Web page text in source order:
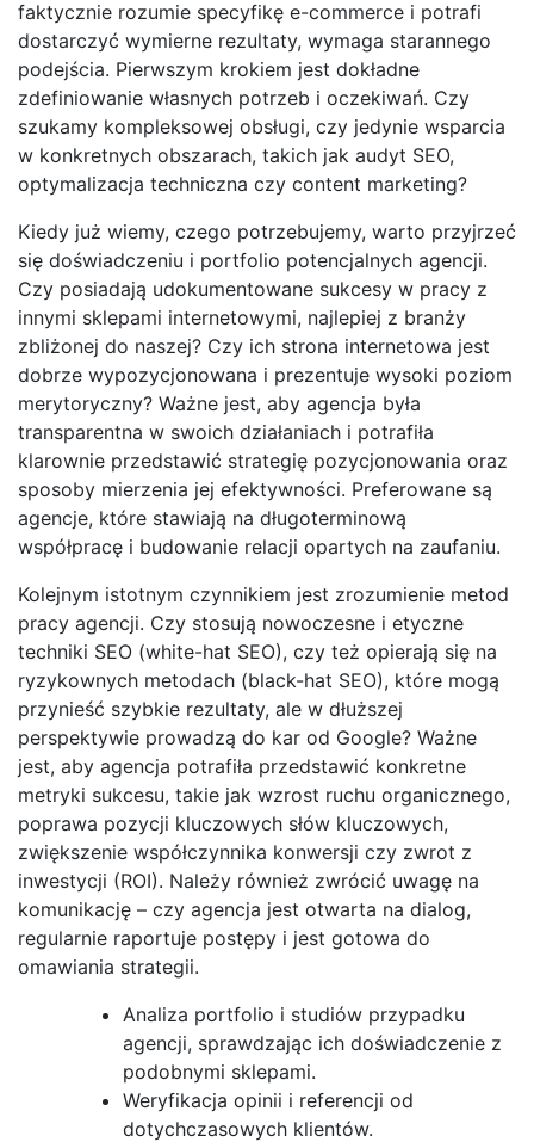
faktycznie rozumie specyfikę e-commerce i potrafi
dostarczyć wymierne rezultaty, wymaga starannego
podejścia. Pierwszym krokiem jest dokładne
zdefiniowanie własnych potrzeb i oczekiwań. Czy
szukamy kompleksowej obsługi, czy jedynie wsparcia
w konkretnych obszarach, takich jak audyt SEO,
optymalizacja techniczna czy content marketing?
Kiedy już wiemy, czego potrzebujemy, warto przyjrzeć
się doświadczeniu i portfolio potencjalnych agencji.
Czy posiadają udokumentowane sukcesy w pracy z
innymi sklepami internetowymi, najlepiej z branży
zbliżonej do naszej? Czy ich strona internetowa jest
dobrze wypozycjonowana i prezentuje wysoki poziom
merytoryczny? Ważne jest, aby agencja była
transparentna w swoich działaniach i potrafiła
klarownie przedstawić strategię pozycjonowania oraz
sposoby mierzenia jej efektywności. Preferowane są
agencje, które stawiają na długoterminową
współpracę i budowanie relacji opartych na zaufaniu.
Kolejnym istotnym czynnikiem jest zrozumienie metod
pracy agencji. Czy stosują nowoczesne i etyczne
techniki SEO (white-hat SEO), czy też opierają się na
ryzykownych metodach (black-hat SEO), które mogą
przynieść szybkie rezultaty, ale w dłuższej
perspektywie prowadzą do kar od Google? Ważne
jest, aby agencja potrafiła przedstawić konkretne
metryki sukcesu, takie jak wzrost ruchu organicznego,
poprawa pozycji kluczowych słów kluczowych,
zwiększenie współczynnika konwersji czy zwrot z
inwestycji (ROI). Należy również zwrócić uwagę na
komunikację – czy agencja jest otwarta na dialog,
regularnie raportuje postępy i jest gotowa do
omawiania strategii.
Analiza portfolio i studiów przypadku
agencji, sprawdzając ich doświadczenie z
podobnymi sklepami.
Weryfikacja opinii i referencji od
dotychczasowych klientów.